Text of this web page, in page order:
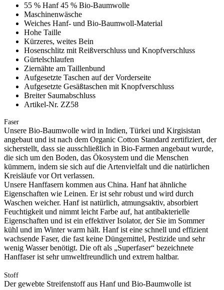
55 % Hanf 45 % Bio-Baumwolle
Maschinenwäsche
Weiches Hanf- und Bio-Baumwoll-Material
Hohe Taille
Kürzeres, weites Bein
Hosenschlitz mit Reißverschluss und Knopfverschluss
Gürtelschlaufen
Ziernähte am Taillenbund
Aufgesetzte Taschen auf der Vorderseite
Aufgesetzte Gesäßtaschen mit Knopfverschluss
Breiter Saumabschluss
Artikel-Nr. ZZ58
Faser
Unsere Bio-Baumwolle wird in Indien, Türkei und Kirgisistan
angebaut und ist nach dem Organic Cotton Standard zertifiziert, der
sicherstellt, dass sie ausschließlich in Bio-Farmen angebaut wurde,
die sich um den Boden, das Ökosystem und die Menschen
kümmern, indem sie sich auf die Artenvielfalt und die natürlichen
Kreisläufe vor Ort verlassen.
Unsere Hanffasern kommen aus China. Hanf hat ähnliche
Eigenschaften wie Leinen. Er ist sehr robust und wird durch
Waschen weicher. Hanf ist natürlich, atmungsaktiv, absorbiert
Feuchtigkeit und nimmt leicht Farbe auf, hat antibakterielle
Eigenschaften und ist ein effektiver Isolator, der Sie im Sommer
kühl und im Winter warm hält. Hanf ist eine schnell und effizient
wachsende Faser, die fast keine Düngemittel, Pestizide und sehr
wenig Wasser benötigt. Die oft als „Superfaser“ bezeichnete
Hanffaser ist sehr umweltfreundlich und extrem haltbar.
Stoff
Der gewebte Streifenstoff aus Hanf und Bio-Baumwolle ist